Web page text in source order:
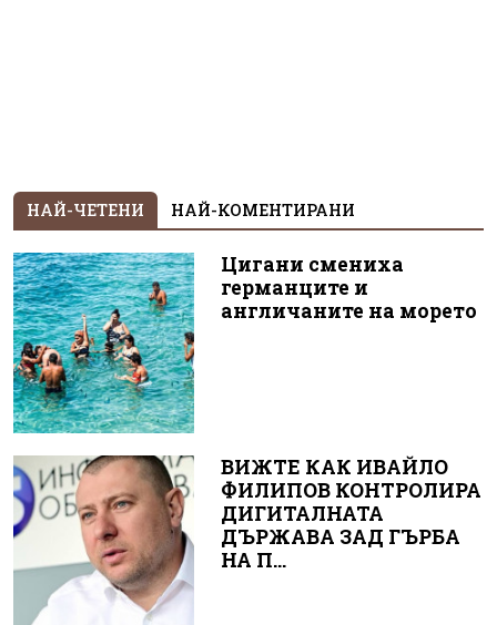
НАЙ-ЧЕТЕНИ НАЙ-КОМЕНТИРАНИ
Цигани смениха
германците и
англичаните на морето
ВИЖТЕ КАК ИВАЙЛО
ФИЛИПОВ КОНТРОЛИРА
ДИГИТАЛНАТА
ДЪРЖАВА ЗАД ГЪРБА
НА П...